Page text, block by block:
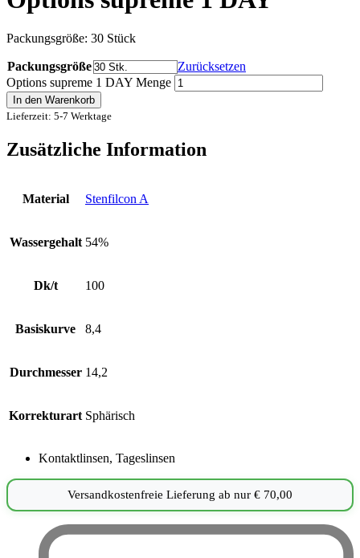
Packungsgröße: 30 Stück
Packungsgröße
Zurücksetzen
Options supreme 1 DAY Menge
In den Warenkorb
Lieferzeit: 5-7 Werktage
Zusätzliche Information
Material Stenfilcon A
Wassergehalt 54%
Dk/t 100
Basiskurve 8,4
Durchmesser 14,2
Korrekturart Sphärisch
Kontaktlinsen, Tageslinsen
Versandkostenfreie Lieferung ab nur € 70,00